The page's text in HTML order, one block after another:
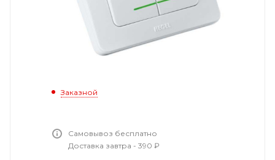
Заказной
Самовывоз бесплатно
Доставка завтра - 390 ₽